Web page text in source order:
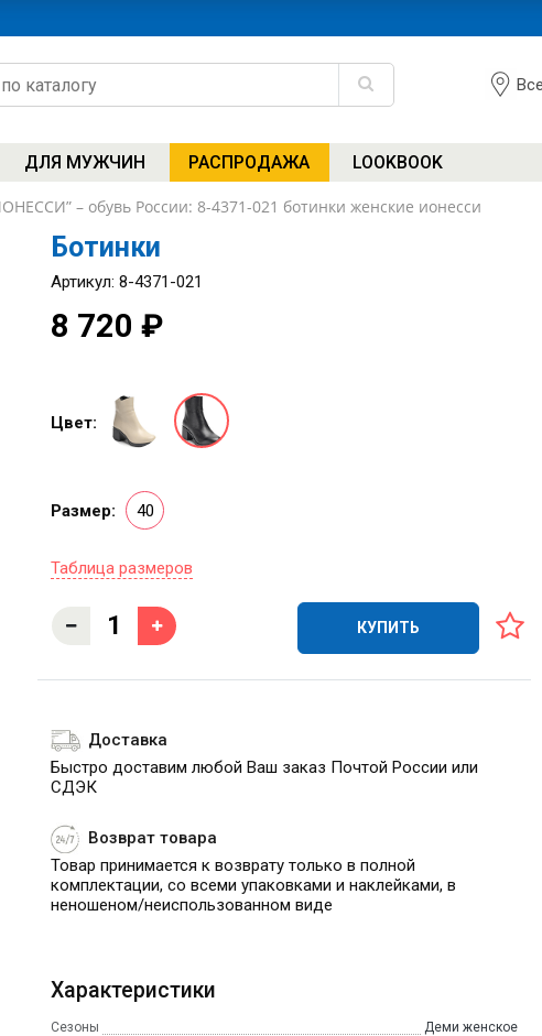
ДЛЯ МУЖЧИН РАСПРОДАЖА LOOKBOOK
– обувь России: 8-4371-021 ботинки женские ионесси
Ботинки
Артикул: 8-4371-021
8 720 ₽
Цвет:
Размер: 40
Таблица размеров
КУПИТЬ
Доставка
Быстро доставим любой Ваш заказ Почтой России или
СДЭК
Возврат товара
Товар принимается к возврату только в полной
комплектации, со всеми упаковками и наклейками, в
неношеном/неиспользованном виде
Характеристики
Сезоны
Деми женское